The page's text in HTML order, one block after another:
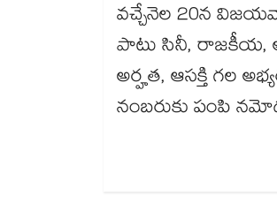
వచ్చేనెల 20న
పాటు సినీ, రాజకీయ,
అర్హత, ఆసక్తి గల
నంబరుకు పంపి